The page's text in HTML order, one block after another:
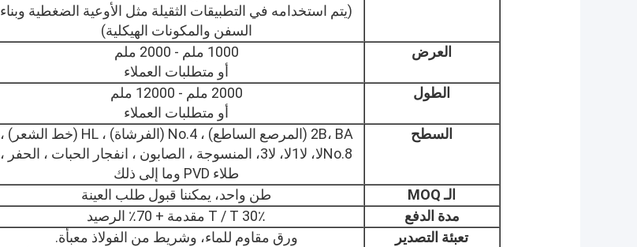
(يتم استخدامه في التطبيقات الثقيلة مثل الأوعية الضغطية وبناء
السفن والمكونات الهيكلية)
العرض
1000 ملم - 2000 ملم
أو متطلبات العملاء
الطول
2000 ملم - 12000 ملم
أو متطلبات العملاء
السطح
2B، BA (المرصع الساطع) ، No.4 (الفرشاة) ، HL (خط الشعر) ،
No.8لا، لا1لا، لا3، المنسوجة ، الصابون ، انفجار الحبات ، الحفر ،
طلاء PVD وما إلى ذلك
الـ MOQ
طن واحد، يمكننا قبول طلب العينة
مدة الدفع
30٪ T / T مقدمة + 70٪ الرصيد
تعبئة التصدير
ورق مقاوم للماء، وشريط من الفولاذ معبأة.